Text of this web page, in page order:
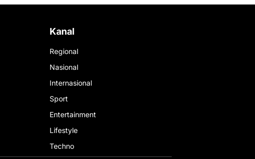
Kanal
Regional
Nasional
Internasional
Sport
Entertainment
Lifestyle
Techno